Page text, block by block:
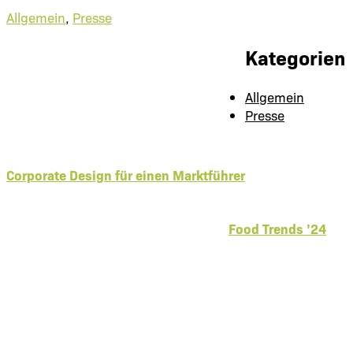
Allgemein, Presse
Corporate Design für einen Marktführer
Food Trends ’24
Kategorien
Allgemein
Presse